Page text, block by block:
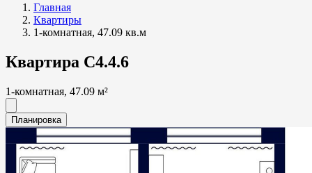
Главная
Квартиры
1-комнатная, 47.09 кв.м
Квартира С4.4.6
1-комнатная, 47.09 м²
Планировка